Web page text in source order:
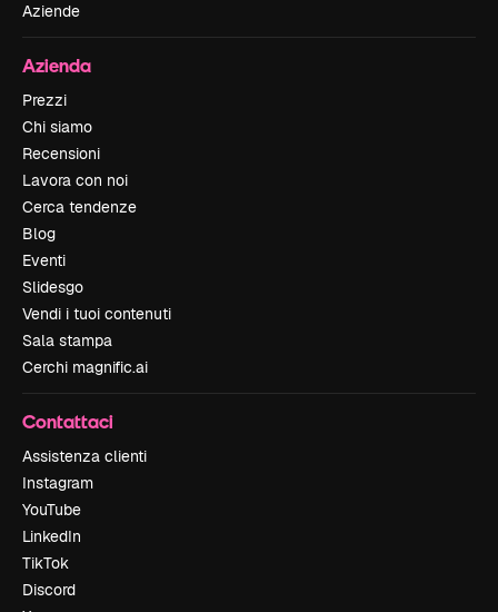
Aziende
Azienda
Prezzi
Chi siamo
Recensioni
Lavora con noi
Cerca tendenze
Blog
Eventi
Slidesgo
Vendi i tuoi contenuti
Sala stampa
Cerchi magnific.ai
Contattaci
Assistenza clienti
Instagram
YouTube
LinkedIn
TikTok
Discord